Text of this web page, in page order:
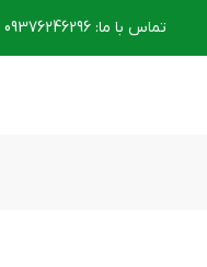
تماس با ما:
09376246296